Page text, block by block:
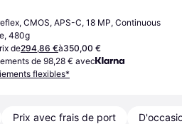
CMOS, APS-C, 18 MP, Continuous
480g
de294,86 €à350,00 €
de 98,28 € avec
flexibles*
Prix avec frais de port